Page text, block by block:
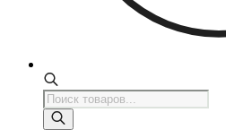
Поиск
товаров